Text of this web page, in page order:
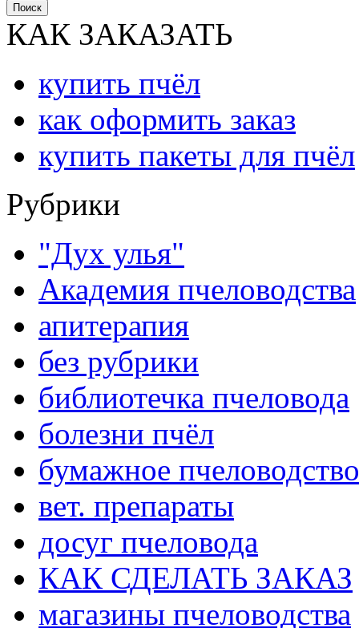
Поиск
КАК ЗАКАЗАТЬ
купить пчёл
как оформить заказ
купить пакеты для пчёл
Рубрики
"Дух улья"
Академия пчеловодства
апитерапия
без рубрики
библиотечка пчеловода
болезни пчёл
бумажное пчеловодство
вет. препараты
досуг пчеловода
КАК СДЕЛАТЬ ЗАКАЗ
магазины пчеловодства